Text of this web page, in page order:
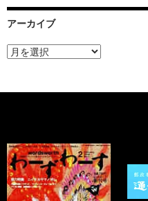
アーカイブ
ア
ー